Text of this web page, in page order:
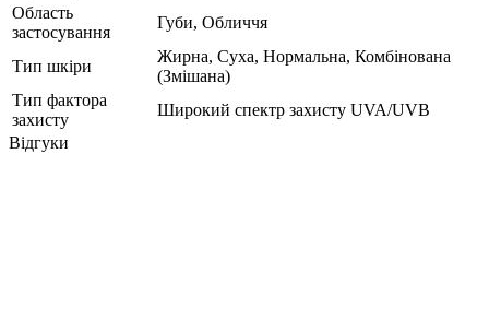
Область
застосування
Губи, Обличчя
Тип шкіри
Жирна, Суха, Нормальна, Комбінована
(Змішана)
Тип фактора
захисту
Широкий спектр захисту UVA/UVB
Відгуки